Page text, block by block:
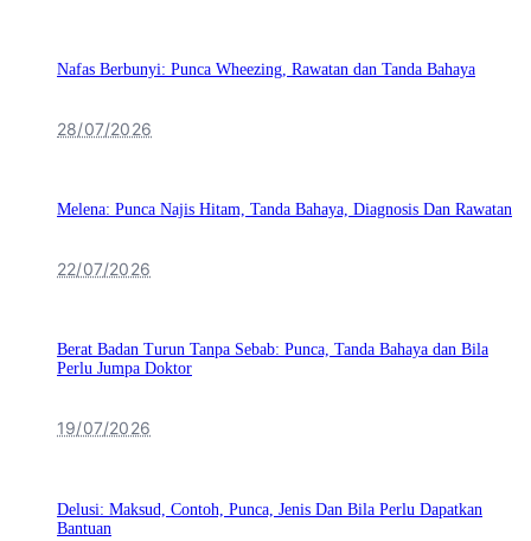
Nafas Berbunyi: Punca Wheezing, Rawatan dan Tanda Bahaya
28/07/2026
Melena: Punca Najis Hitam, Tanda Bahaya, Diagnosis Dan Rawatan
22/07/2026
Berat Badan Turun Tanpa Sebab: Punca, Tanda Bahaya dan Bila
Perlu Jumpa Doktor
19/07/2026
Delusi: Maksud, Contoh, Punca, Jenis Dan Bila Perlu Dapatkan
Bantuan